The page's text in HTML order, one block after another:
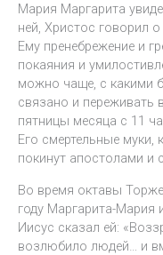
Мария Маргарита
ней, Христос говорил
Ему пренебрежение и
покаяния и
можно чаще, с какими
связано и переживать
пятницы месяца с 11
Его смертельные муки,
покинут апостолами и
Во время октавы
году Маргарита-Мария
Иисус сказал ей:
возлюбило людей… и